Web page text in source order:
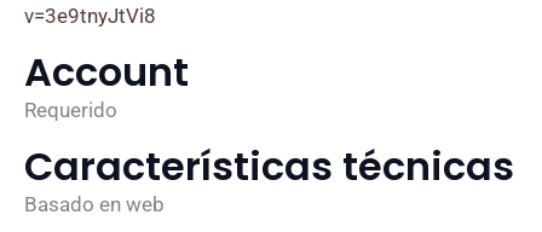
v=3e9tnyJtVi8
Account
Requerido
Características técnicas
Basado en web